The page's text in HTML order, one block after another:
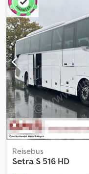
Elektronisches
Navigationssystem,
Hand Fahrzeug. 46
Klimaanlage, Euro6.
Technischen Zustand
unterstützen Sie beim
Länder-Homolagation,
Ausfuhrpapiere,
Ar Dskwsck -eine
am Wochenende, nach
Inzahlungnahme und
Besuchen sie unsere
Reisebus
Setra S 516 HD